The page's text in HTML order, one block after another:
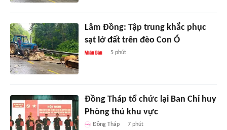
Lâm Đồng: Tập trung khắc phục
sạt lở đất trên đèo Con Ó
5 phút
Đồng Tháp tổ chức lại Ban Chỉ huy
Phòng thủ khu vực
Đồng Tháp 7 phút